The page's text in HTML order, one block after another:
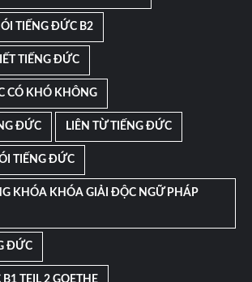
TIẾNG ĐỨC B2
TIẾNG ĐỨC
CÓ KHÓ KHÔNG
ĐỨC LIÊN TỪ TIẾNG ĐỨC
TIẾNG ĐỨC
KHÓA KHÓA GIẢI ĐỘC NGỮ PHÁP
ĐỨC
TEIL 2 GOETHE